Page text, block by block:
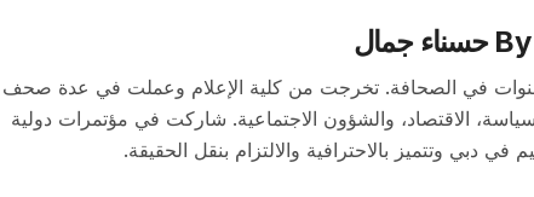
By حسناء جمال
في جريدة المقال بخبرة تتجاوز 10 سنوات في الصحافة. تخرجت من كلية الإعلام وعملت في عدة صحف
الاقتصاد، والشؤون الاجتماعية. شاركت في مؤتمرات دولية
دبي وتتميز بالاحترافية والالتزام بنقل الحقيقة.